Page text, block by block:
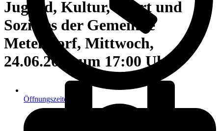
Öffnungszeiten
Jugend, Kultur, Sport und
Soziales der Gemeinde
Metelsdorf, Mittwoch,
24.06.2026 um 17:00 Uhr